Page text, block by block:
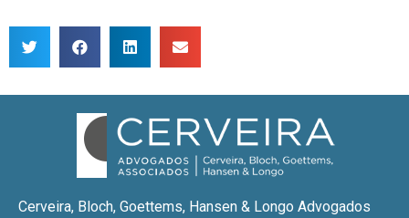
Cerveira, Bloch, Goettems, Hansen & Longo Advogados